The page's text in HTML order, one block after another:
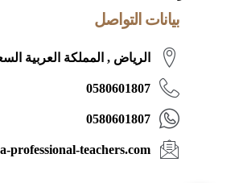
بيانات التواصل
الرياض , المملكة العربية
0580601807
0580601807
professional-teachers.com